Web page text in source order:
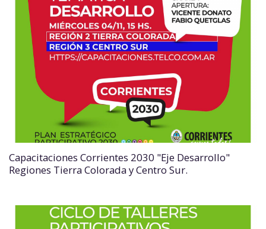
Capacitaciones Corrientes 2030 "Eje Desarrollo"
Regiones Tierra Colorada y Centro Sur.